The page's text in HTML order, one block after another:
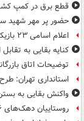
قطع برق در کمپ
حضور پر مهر شهید
اعلام اسامی ۲۳ بازیکن تیم جوانان برای انتخابی جام ملت‌ها
کنایه بقایی به
توضیحات اتاق
استانداری تهران:
واکنش بقایی به
روستاییان دهک‌های ۶ تا ۱۰ از امسال باید حق بیمه بپردازند